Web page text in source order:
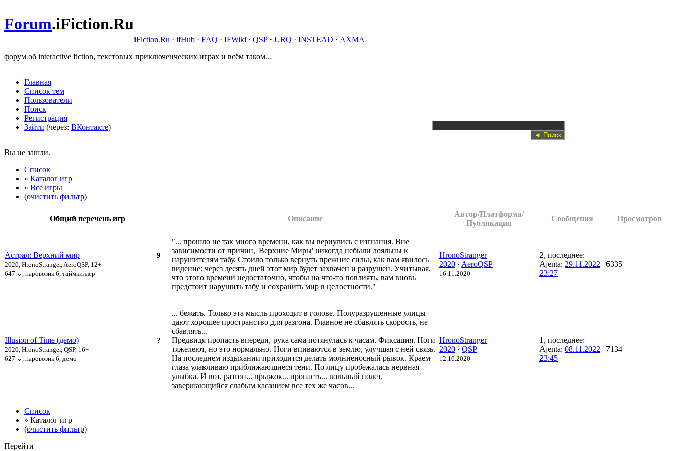
Forum.iFiction.Ru
iFiction.Ru · ifHub · FAQ · IFWiki · QSP· URQ · INSTEAD · AXMA
форум об interactive fiction, текстовых приключенческих играх и всём таком...
Главная
Список тем
Пользователи
Поиск
Регистрация
Зайти (через: ВКонтакте)
Вы не зашли.
Список
» Каталог игр
» Все игры
(очистить фильтр)
Общий перечень игр Описание
Автор/Платформа/
Публикация
Сообщения Просмотров
9
Астрал: Верхний мир
2020, HronoStranger, AeroQSP, 12+
647 ⇓ , паровозик 6, таймкиллер
"... прошло не так много времени, как вы вернулись с изгнания. Вне
зависимости от причин, 'Верхние Миры' никогда небыли лояльны к
нарушителям табу. Стоило только вернуть прежние силы, как вам явилось
видение: через десять дней этот мир будет захвачен и разрушен. Учитывая,
что этого времени недостаточно, чтобы на что-то повлиять, вам вновь
предстоит нарушить табу и сохранить мир в целостности."
HronoStranger
2020 · AeroQSP
16.11.2020
2, последнее:
Ajenta: 29.11.2022
23:27
6335
?
Illusion of Time (демо)
2020, HronoStranger, QSP, 16+
627 ⇓ , паровозик 6, демо
... бежать. Только эта мысль проходит в голове. Полуразрушенные улицы
дают хорошее пространство для разгона. Главное не сбавлять скорость, не
сбавлять...
Предвидя пропасть впереди, рука сама потянулась к часам. Фиксация. Ноги
тяжелеют, но это нормально. Ноги впиваются в землю, улучшая с ней связь.
На последнем издыхании приходится делать молниеносный рывок. Краем
глаза улавливаю приближающиеся тени. По лицу пробежалась нервная
улыбка. И вот, разгон... прыжок... пропасть... вольный полет,
завершающийся слабым касанием все тех же часов...
HronoStranger
2020 · QSP
12.10.2020
1, последнее:
Ajenta: 08.11.2022
23:45
7134
Список
» Каталог игр
(очистить фильтр)
Перейти